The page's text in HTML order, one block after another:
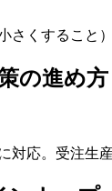
さくすること
の進め方
対応。受注生